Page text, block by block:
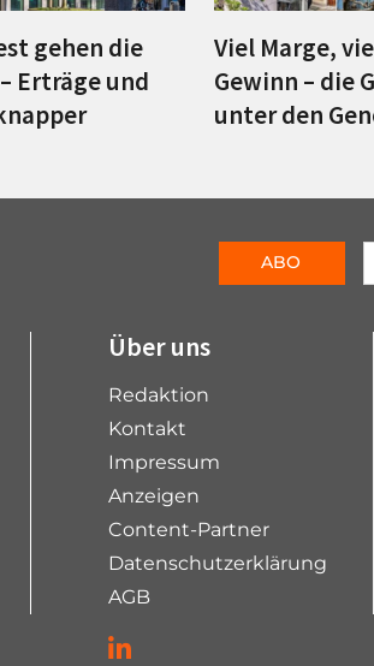
gehen die
Erträge und
Viel Marge,
Gewinn – die
unter den
Über uns
Redaktion
Kontakt
Impressum
Anzeigen
Content-Partner
Datenschutzerklärung
AGB
ABO